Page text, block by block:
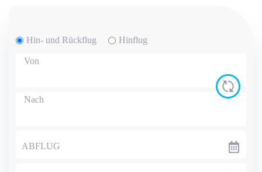
Hin- und Rückflug Hinflug
Von
Nach
ABFLUG